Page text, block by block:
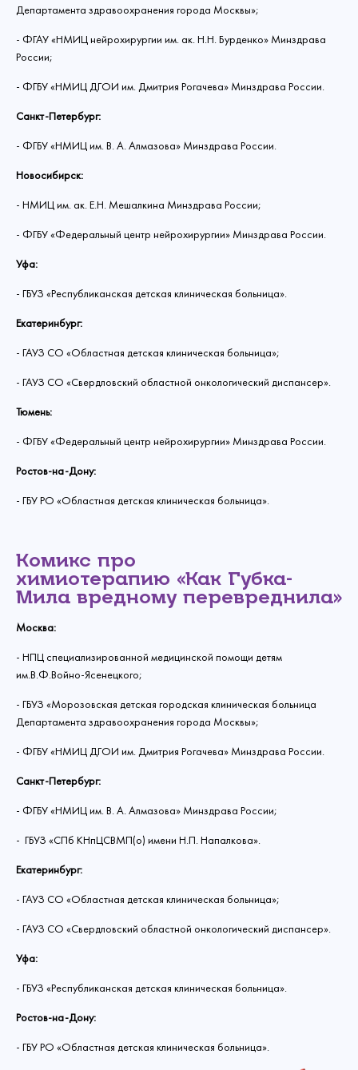
Департамента здравоохранения города Москвы»;
- ФГАУ «НМИЦ нейрохирургии им. ак. Н.Н. Бурденко» Минздрава
России;
- ФГБУ «НМИЦ ДГОИ им. Дмитрия Рогачева» Минздрава России.
Санкт-Петербург:
- ФГБУ «НМИЦ им. В. А. Алмазова» Минздрава России.
Новосибирск:
- НМИЦ им. ак. Е.Н. Мешалкина Минздрава России;
- ФГБУ «Федеральный центр нейрохирургии» Минздрава России.
Уфа:
- ГБУЗ «Республиканская детская клиническая больница».
Екатеринбург:
- ГАУЗ СО «Областная детская клиническая больница»;
- ГАУЗ СО «Свердловский областной онкологический диспансер».
Тюмень:
- ФГБУ «Федеральный центр нейрохирургии» Минздрава России.
Ростов-на-Дону:
- ГБУ РО «Областная детская клиническая больница».
Комикс про
химиотерапию «Как Губка-
Мила вредному перевреднила»
Москва:
- НПЦ специализированной медицинской помощи детям
им.В.Ф.Войно-Ясенецкого;
- ГБУЗ «Морозовская детская городская клиническая больница
Департамента здравоохранения города Москвы»;
- ФГБУ «НМИЦ ДГОИ им. Дмитрия Рогачева» Минздрава России.
Санкт-Петербург:
- ФГБУ «НМИЦ им. В. А. Алмазова» Минздрава России;
- ГБУЗ «СПб КНпЦСВМП(о) имени Н.П. Напалкова».
Екатеринбург:
- ГАУЗ СО «Областная детская клиническая больница»;
- ГАУЗ СО «Свердловский областной онкологический диспансер».
Уфа:
- ГБУЗ «Республиканская детская клиническая больница».
Ростов-на-Дону:
- ГБУ РО «Областная детская клиническая больница».